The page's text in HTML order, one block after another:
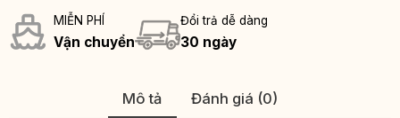
MIỄN PHÍ
Vận chuyển
Đổi trả dễ dàng
30 ngày
Mô tả Đánh giá (0)